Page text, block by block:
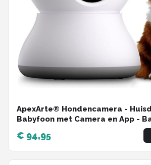
ApexArte® Hondencamera -
Babyfoon met Camera en App -
€ 94,95